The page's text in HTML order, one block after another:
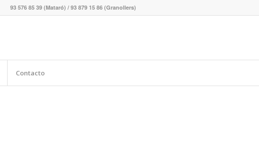
93 576 85 39 (Mataró) / 93 879 15 86 (Granollers)
Contacto